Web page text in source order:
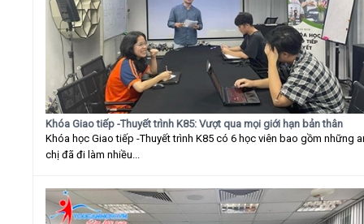
Khóa Giao tiếp -Thuyết trình K85: Vượt qua mọi giới hạn bản thân
Khóa học Giao tiếp -Thuyết trình K85 có 6 học viên bao gồm những
chị đã đi làm nhiều...